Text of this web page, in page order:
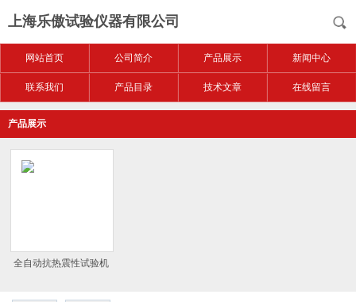
上海乐傲试验仪器有限公司
网站首页 公司简介 产品展示 新闻中心
联系我们 产品目录 技术文章 在线留言
产品展示
全自动抗热震性试验机